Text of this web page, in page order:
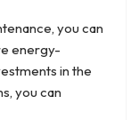
you can
energy-
in the
you can